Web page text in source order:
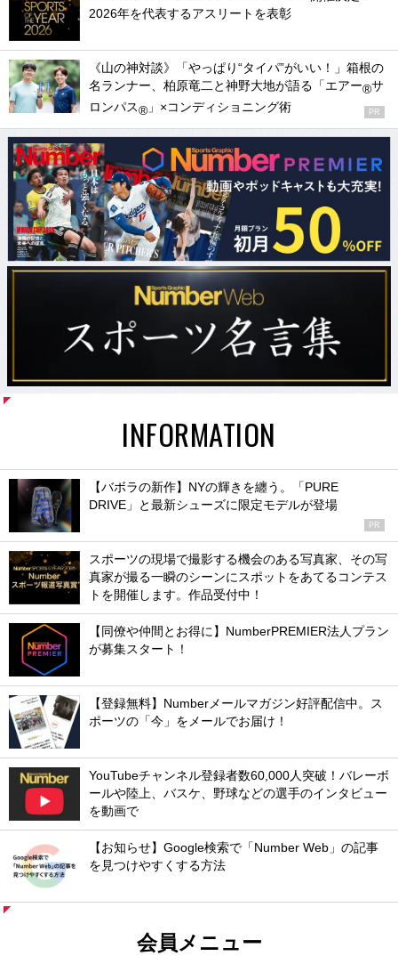
2026年を代表するアスリートを表彰
《山の神対談》「やっぱり“タイパ”がいい！」箱根の
名ランナー、柏原竜二と神野大地が語る「エアー®サ
ロンパス® 」×コンディショニング術 PR
INFORMATION
【バボラの新作】NYの輝きを纏う。「PURE
DRIVE」と最新シューズに限定モデルが登場
PR
スポーツの現場で撮影する機会のある写真家、その写
真家が撮る一瞬のシーンにスポットをあてるコンテス
トを開催します。作品受付中！
【同僚や仲間とお得に】NumberPREMIER法人プラン
が募集スタート！
【登録無料】Numberメールマガジン好評配信中。ス
ポーツの「今」をメールでお届け！
YouTubeチャンネル登録者数60,000人突破！バレーボ
ールや陸上、バスケ、野球などの選手のインタビュー
を動画で
【お知らせ】Google検索で「Number Web」の記事
を見つけやすくする方法
会員メニュー